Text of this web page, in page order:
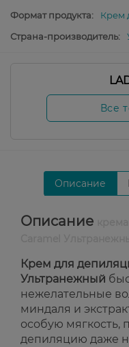
Формат продукта:
Крем
Страна-производитель:
Все
Описание
Описание
Крем для
Ультранежный
нежелательные
миндаля и
особую мягкость,
депиляцию даже